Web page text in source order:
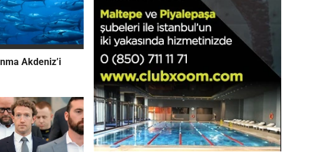
Akdeniz’i